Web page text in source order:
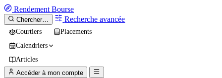
Rendement Bourse
Chercher… Recherche avancée
Courtiers
Placements
Calendriers
Articles
Accéder à mon compte